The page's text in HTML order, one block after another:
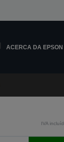
ACERCA DA EPSON
IVA